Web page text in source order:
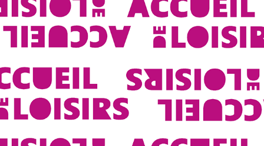
Accueils de loisirs • ARCHE Agglo